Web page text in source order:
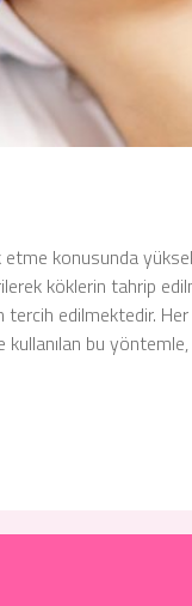
etme konusunda
köklerin tahrip
tercih edilmektedir.
bu yöntemle,